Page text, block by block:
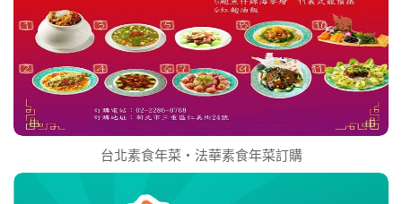
台北素食年菜‧法華素食年菜訂購